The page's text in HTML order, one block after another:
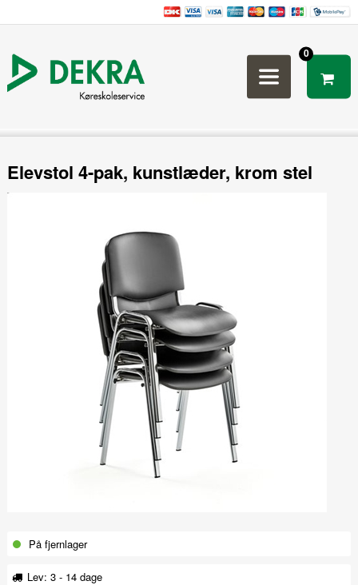
0
Elevstol 4-pak, kunstlæder, krom stel
På fjernlager
Lev: 3 - 14 dage